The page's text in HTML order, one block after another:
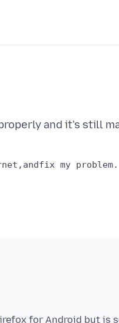
and it's still
for Android but is